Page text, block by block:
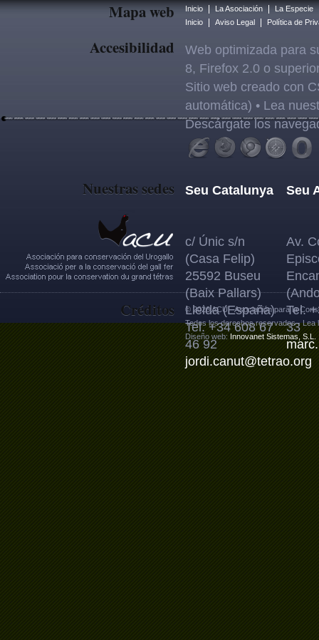
Mapa web Inicio La Asociación
La Especie
Inicio
Aviso Legal Política de
Accesibilidad
Web optimizada para
8, Firefox 2.0 o
Sitio web creado con
automática) • Lea
Descárgate los
Nuestras sedes Seu Catalunya
c/ Únic s/n
(Casa Felip)
25592 Buseu
(Baix Pallars)
Lleida (España)
Tel. +34 608 67
46 92
jordi.canut@tetrao.org
Seu
Av.
Tel.
33
Créditos
© 2026 ACU - Asociación para la
Todos los derechos reservados - Lea
Diseño web: Innovanet Sistemas, S.L.